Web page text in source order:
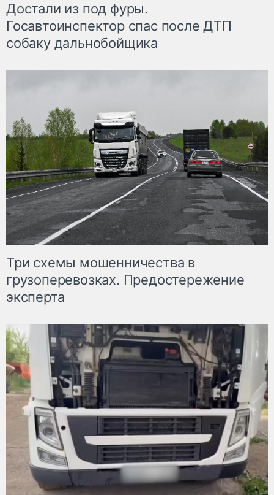
Достали из под фуры.
Госавтоинспектор спас после ДТП
собаку дальнобойщика
Три схемы мошенничества в
грузоперевозках. Предостережение
эксперта